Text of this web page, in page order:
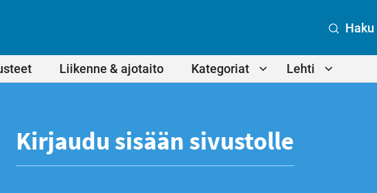
Liikenne & ajotaito Kategoriat Lehti
Haku
Kirjaudu sisään sivustolle